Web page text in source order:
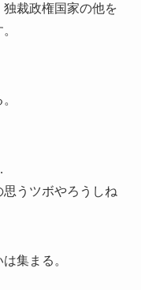
裁政権国家の他を
うツボやろうしね
集まる。